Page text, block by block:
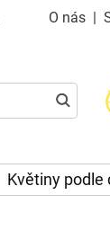
O nás |
Květiny podle